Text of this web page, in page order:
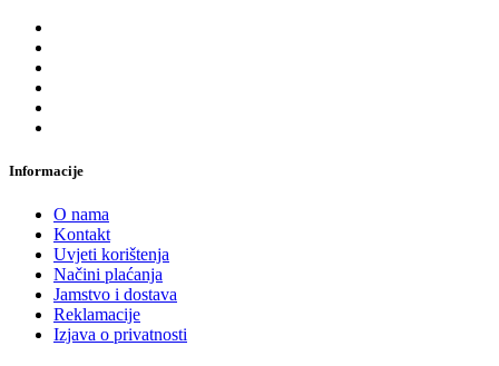
Informacije
O nama
Kontakt
Uvjeti korištenja
Načini plaćanja
Jamstvo i dostava
Reklamacije
Izjava o privatnosti